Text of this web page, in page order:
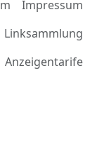
Impressum
Linksammlung
Anzeigentarife